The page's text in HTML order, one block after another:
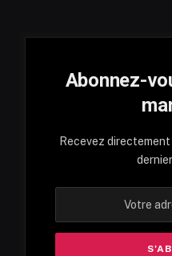
Abonnez-
Recevez